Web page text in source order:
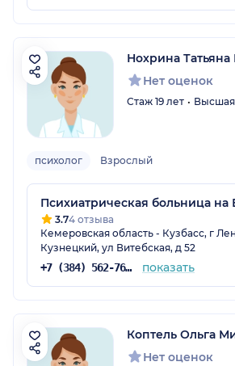
Нохрина
Нет оценок
Стаж 19 лет Высшая
психолог Взрослый
Психиатрическая больница на
3.74 отзыва
Кемеровская область - Кузбасс, г
Кузнецкий, ул Витебская, д 52
+7 (384) 562-76-06 показать
Коптель Ольга
Нет оценок